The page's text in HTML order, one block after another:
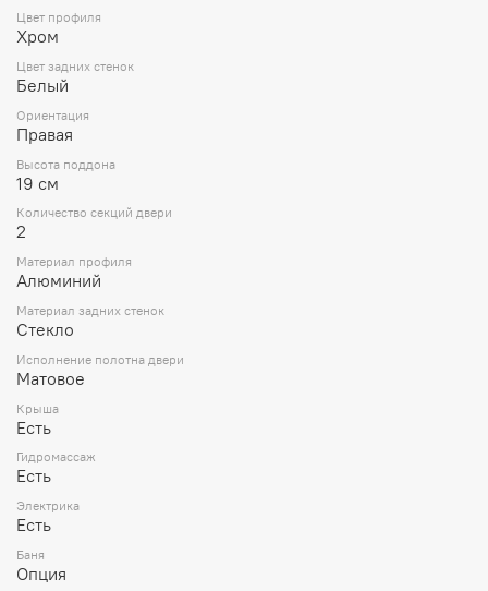
Цвет профиля
Хром
Цвет задних стенок
Белый
Ориентация
Правая
Высота поддона
19 см
Количество секций двери
2
Материал профиля
Алюминий
Материал задних стенок
Стекло
Исполнение полотна двери
Матовое
Крыша
Есть
Гидромассаж
Есть
Электрика
Есть
Баня
Опция